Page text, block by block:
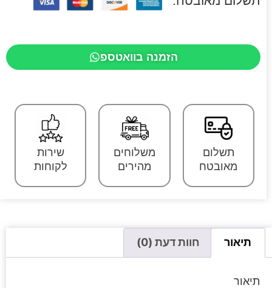
הזמנה בוואטספ
תשלום
מאובטח
משלוחים
מהירים
שירות
לקוחות
תיאור חוות דעת (0)
תיאור